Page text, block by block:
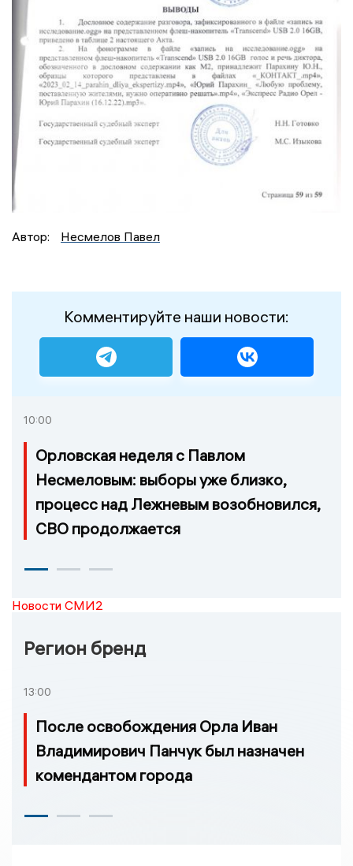
Автор: Несмелов Павел
Комментируйте наши новости:
10:00
Орловская неделя с Павлом
Несмеловым: выборы уже близко,
процесс над Лежневым возобновился,
СВО продолжается
Новости СМИ2
Регион бренд
13:00
После освобождения Орла Иван
Владимирович Панчук был назначен
комендантом города